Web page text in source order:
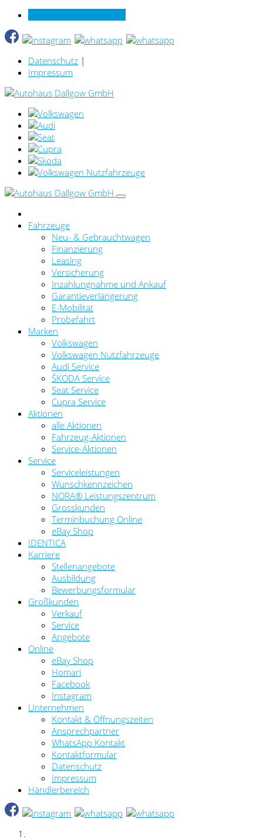
Datenschutz |
Impressum
Fahrzeuge
Neu- & Gebrauchtwagen
Finanzierung
Leasing
Versicherung
Inzahlungnahme und Ankauf
Garantieverlängerung
E-Mobilität
Probefahrt
Marken
Volkswagen
Volkswagen Nutzfahrzeuge
Audi Service
ŠKODA Service
Seat Service
Cupra Service
Aktionen
alle Aktionen
Fahrzeug-Aktionen
Service-Aktionen
Service
Serviceleistungen
Wunschkennzeichen
NORA® Leistungszentrum
Grosskunden
Terminbuchung Online
eBay Shop
IDENTICA
Karriere
Stellenangebote
Ausbildung
Bewerbungsformular
Großkunden
Verkauf
Service
Angebote
Online
eBay Shop
Homari
Facebook
Instagram
Unternehmen
Kontakt & Öffnungszeiten
Ansprechpartner
WhatsApp Kontakt
Kontaktformular
Datenschutz
Impressum
Händlerbereich